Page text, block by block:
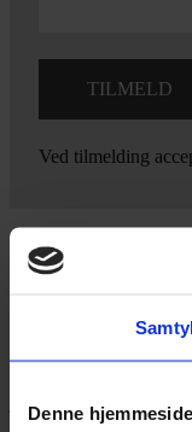
Denne
Ved tilmelding
Yarn Every Wear
Hvis du bøvler med
jeg dig på vej.